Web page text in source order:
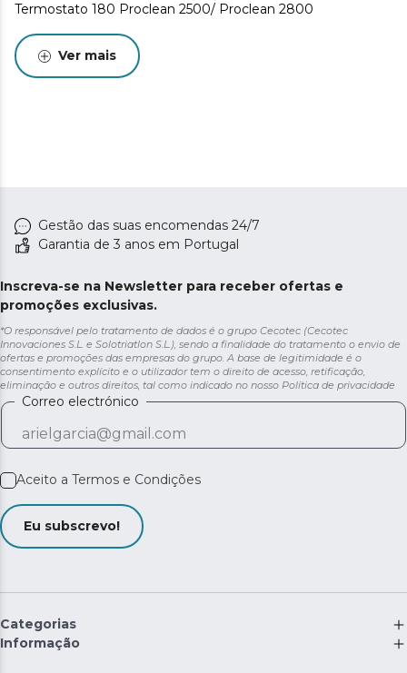
Termostato 180 Proclean 2500/ Proclean 2800
Ver mais
Gestão das suas encomendas 24/7
Garantia de 3 anos em Portugal
Inscreva-se na Newsletter para receber ofertas e
promoções exclusivas.
*O responsável pelo tratamento de dados é o grupo Cecotec (Cecotec
Innovaciones S.L. e Solotriatlon S.L.), sendo a finalidade do tratamento o envio de
ofertas e promoções das empresas do grupo. A base de legitimidade é o
consentimento explícito e o utilizador tem o direito de acesso, retificação,
eliminação e outros direitos, tal como indicado no nosso Política de privacidade
Correo electrónico
Aceito a Termos e Condições
Eu subscrevo!
Categorias
Informação